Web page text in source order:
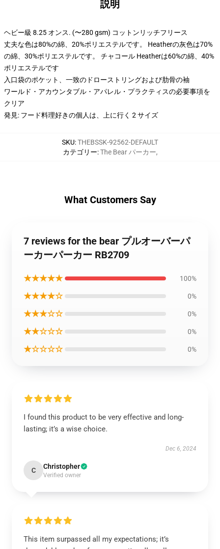
説明
ヘビー級 8.25 オンス. (〜280 gsm) コットンリッチフリース
丈夫な色は80%の綿、20%ポリエステルです。 Heatherの灰色は70%
の綿、30%ポリエステルです。 チャコール Heatherは60%の綿、40%
ポリエステルです
入口袋のポケット、一致のドローストリングおよび肋骨の袖
ワールド・アカウンタブル・アパレル・プラクティスの必要事項を
クリア
発見: フード料理好きの個人は、上に行く 2 サイズ
SKU:THEBSSK-92562-DEFAULT
カテゴリー:The Bear パーカー,
What Customers Say
7 reviews for the bear プルオーバーパ
ーカーパーカー RB2709
★★★★★ 100%
★★★★☆ 0%
★★★☆☆ 0%
★★☆☆☆ 0%
★☆☆☆☆ 0%
I found this product to be very effective and long-
lasting; it’s a wise choice.
Dec 6, 2024
C Christopher
Verified owner
This item surpassed all my expectations; it’s